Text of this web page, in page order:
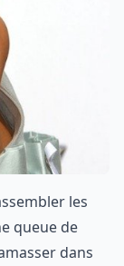
les
queue de
dans